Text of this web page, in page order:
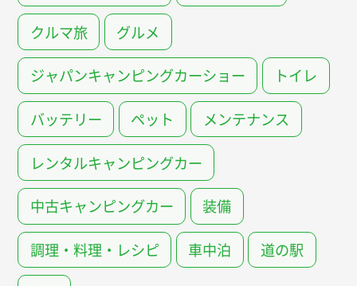
クルマ旅 グルメ
ジャパンキャンピングカーショー トイレ
バッテリー ペット メンテナンス
レンタルキャンピングカー
中古キャンピングカー 装備
調理・料理・レシピ 車中泊 道の駅